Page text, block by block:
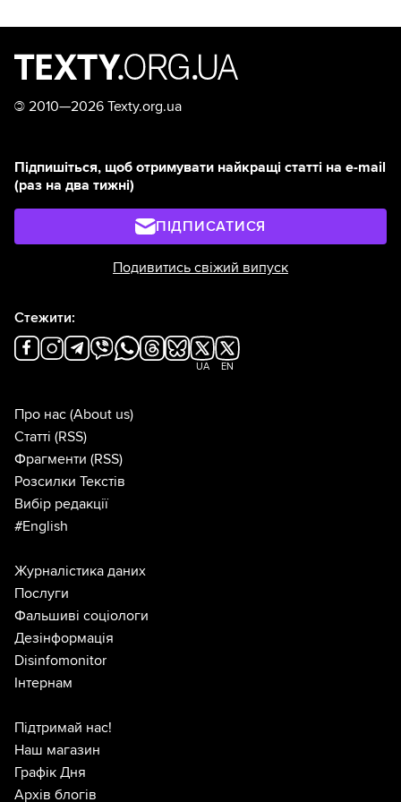
© 2010—2026 Texty.org.ua
Підпишіться, щоб отримувати найкращі статті на e-mail
(раз на два тижні)
ПІДПИСАТИСЯ
Подивитись свіжий випуск
Стежити:
UA EN
Про нас (About us)
Статті (RSS)
Фрагменти (RSS)
Розсилки Текстів
Вибір редакції
#English
Журналістика даних
Послуги
Фальшиві соціологи
Дезінформація
Disinfomonitor
Інтернам
Підтримай нас!
Наш магазин
Графік Дня
Архів блогів